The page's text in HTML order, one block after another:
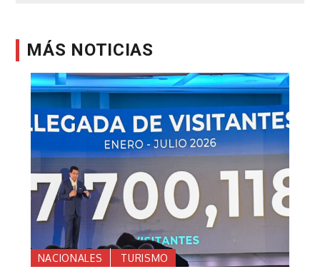
MÁS NOTICIAS
NACIONALES TURISMO